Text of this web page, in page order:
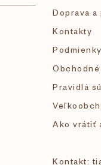
Doprava a
Kontakty
Pravidlá
Ako vrátiť
Kontakt: